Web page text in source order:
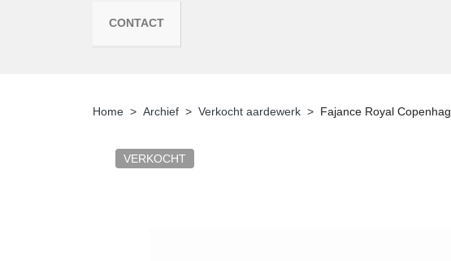
CONTACT
Home Archief Verkocht aardewerk Fajance Royal
VERKOCHT